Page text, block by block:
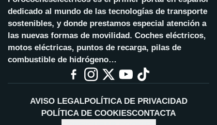
dedicado al mundo de las tecnologías de transporte
sostenibles, y donde prestamos especial atención a
las nuevas formas de movilidad. Coches eléctricos,
motos eléctricas, puntos de recarga, pilas de
combustible de hidrógeno…
AVISO LEGALPOLÍTICA DE PRIVACIDAD
POLÍTICA DE COOKIESCONTACTA